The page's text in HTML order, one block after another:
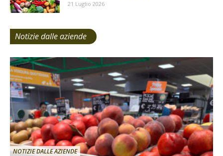
21 Luglio 2026
Notizie dalle aziende
NOTIZIE DALLE AZIENDE